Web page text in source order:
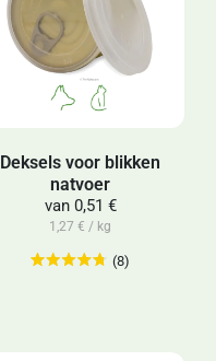
Deksels voor blikken
natvoer
van0,51 €
1,27 € / kg
(8)